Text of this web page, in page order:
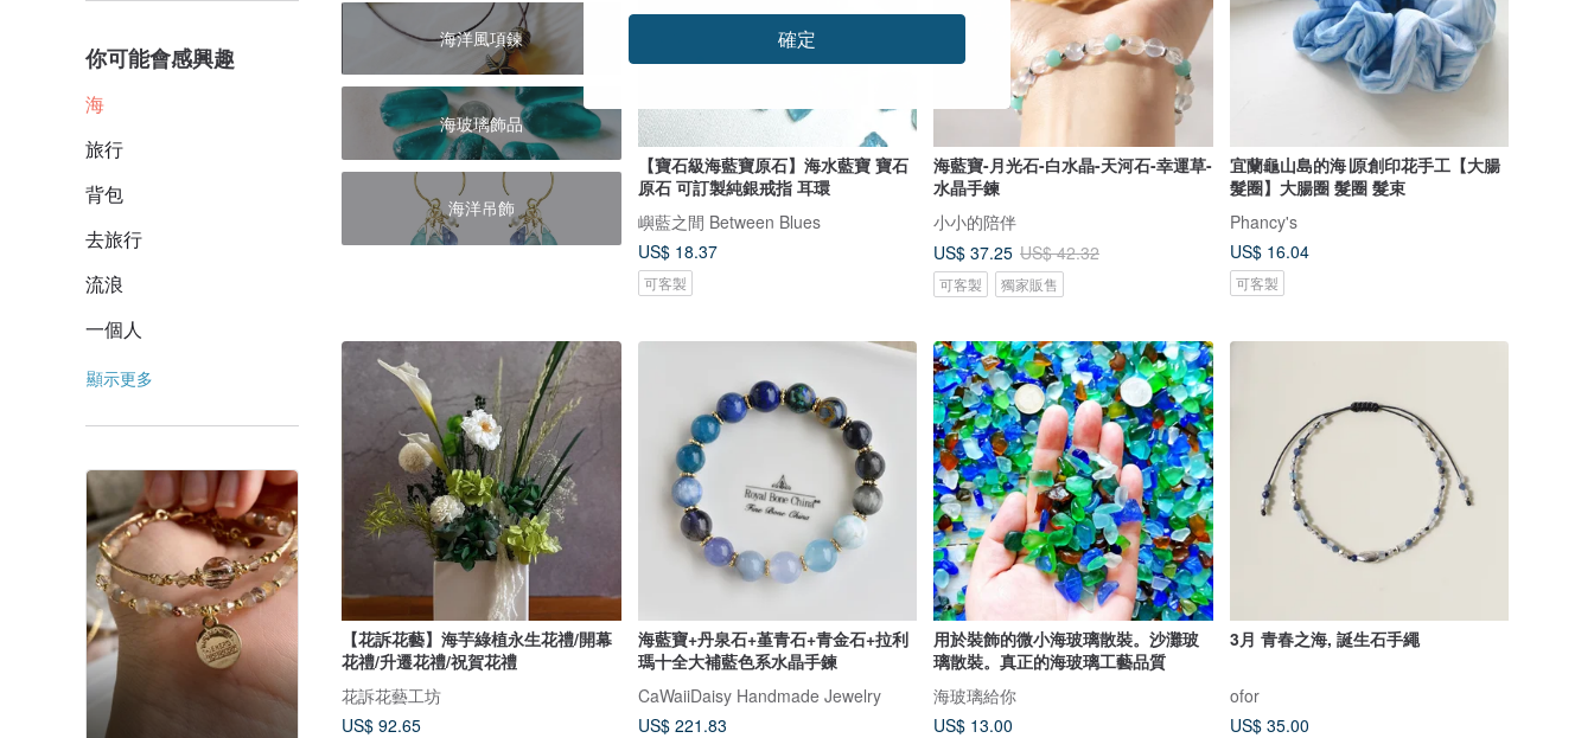
你可能會感興趣
海
旅行
背包
去旅行
流浪
一個人
顯示更多
海洋風項鍊
海玻璃飾品
海洋吊飾
【寶石級海藍寶原石】海水藍寶 寶石
原石 可訂製純銀戒指 耳環
嶼藍之間 Between Blues
US$ 18.37
可客製
海藍寶-月光石-白水晶-天河石-幸運草-
水晶手鍊
小小的陪伴
US$ 37.25 US$ 42.32
可客製 獨家販售
宜蘭龜山島的海∣原創印花手工【大腸
髮圈】大腸圈 髮圈 髮束
Phancy's
US$ 16.04
可客製
【花訴花藝】海芋綠植永生花禮/開幕
花禮/升遷花禮/祝賀花禮
花訴花藝工坊
US$ 92.65
海藍寶+丹泉石+堇青石+青金石+拉利
瑪十全大補藍色系水晶手鍊
CaWaiiDaisy Handmade Jewelry
US$ 221.83
用於裝飾的微小海玻璃散裝。沙灘玻
璃散裝。真正的海玻璃工藝品質
海玻璃給你
US$ 13.00
3月 青春之海, 誕生石手繩
ofor
US$ 35.00
確定